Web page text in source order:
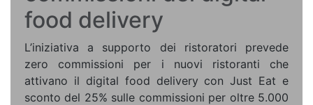
food delivery
L’iniziativa a supporto dei ristoratori prevede
zero commissioni per i nuovi ristoranti che
attivano il digital food delivery con Just Eat e
sconto del 25% sulle commissioni per oltre 5.000